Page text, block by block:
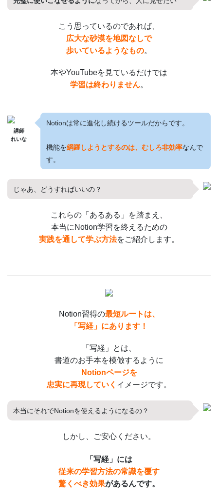
こう思っているのであれば、
広大な砂漠を地図なしで
歩いているようなもの。
本やYouTubeを見ているだけでは
学習は終わりません。
講師
れいな
Notionは常に進化し続けるツールだからです。
機能を網羅しようとするのは、むしろ非効率なんで
す。
じゃあ、どうすればいいの？
これらの「あるある」を踏まえ、
本当にNotion学習を終えるための
実践を通して学ぶ方法をご紹介します。
Notion習得の最短ルートは、
「写経」にあります！
「写経」とは、
書道のお手本を模倣するように
Notionページを
忠実に再現していく イメージです。
本当にそれでNotionを使えるようになるの？
しかし、ご安心ください。
「写経」には
従来の学習方法の常識を覆す
驚くべき効果があるんです。